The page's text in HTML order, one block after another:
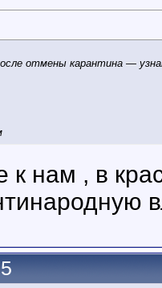
отмены карантина —
нам , в